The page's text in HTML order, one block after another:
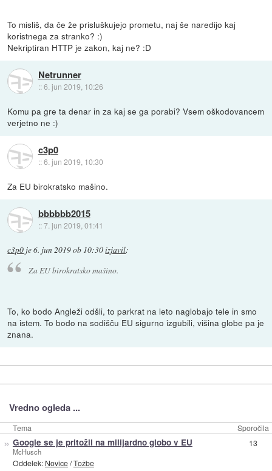
To misliš, da če že prisluškujejo prometu, naj še naredijo kaj
koristnega za stranko? :)
Nekriptiran HTTP je zakon, kaj ne? :D
Netrunner
::6. jun 2019, 10:26
Komu pa gre ta denar in za kaj se ga porabi? Vsem oškodovancem
verjetno ne :)
c3p0
::6. jun 2019, 10:30
Za EU birokratsko mašino.
bbbbbb2015
::7. jun 2019, 01:41
c3p0 je6. jun 2019 ob 10:30izjavil:
Za EU birokratsko mašino.
To, ko bodo Angleži odšli, to parkrat na leto naglobajo tele in smo
na istem. To bodo na sodišču EU sigurno izgubili, višina globe pa je
znana.
Vredno ogleda ...
Tema Sporočila
» Google se je pritožil na milijardno globo v EU
McHusch
Oddelek: Novice/Tožbe
13